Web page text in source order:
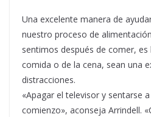
Una excelente manera de
nuestro proceso de
sentimos después de comer,
comida o de la cena, sean una
distracciones.
«Apagar el televisor y sentarse
comienzo», aconseja Arrindell.